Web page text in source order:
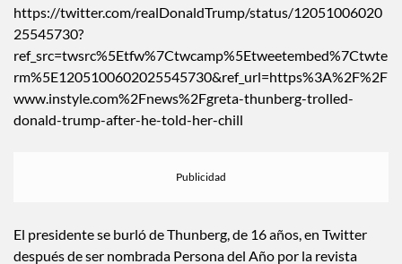
https://twitter.com/realDonaldTrump/status/12051006020
25545730?
ref_src=twsrc%5Etfw%7Ctwcamp%5Etweetembed%7Ctwte
rm%5E1205100602025545730&ref_url=https%3A%2F%2F
www.instyle.com%2Fnews%2Fgreta-thunberg-trolled-
El presidente se burló de Thunberg, de 16 años, en Twitter